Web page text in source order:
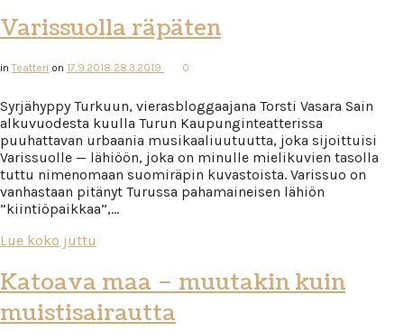
Varissuolla räpäten
inTeatteri on 17.9.2018 28.3.2019 0
Syrjähyppy Turkuun, vierasbloggaajana Torsti Vasara Sain
alkuvuodesta kuulla Turun Kaupunginteatterissa
puuhattavan urbaania musikaaliuutuutta, joka sijoittuisi
Varissuolle — lähiöön, joka on minulle mielikuvien tasolla
tuttu nimenomaan suomiräpin kuvastoista. Varissuo on
vanhastaan pitänyt Turussa pahamaineisen lähiön
”kiintiöpaikkaa”,…
Lue koko juttu
Katoava maa – muutakin kuin
muistisairautta